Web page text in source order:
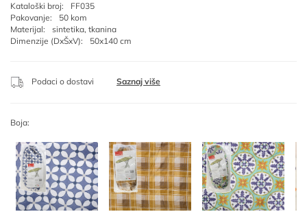
Kataloški broj:
FF035
Pakovanje:
50 kom
Materijal:
sintetika, tkanina
Dimenzije (DxŠxV):
50x140 cm
Podaci o dostavi Saznaj više
Boja: